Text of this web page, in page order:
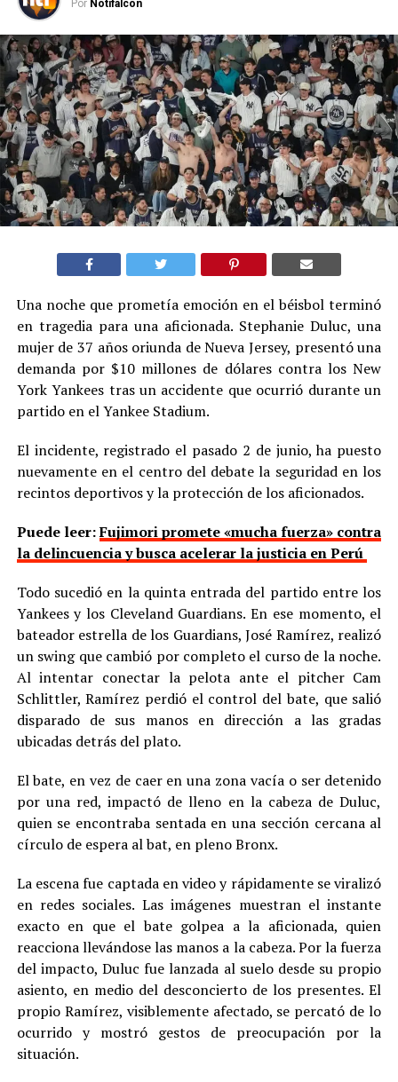
Por Notifalcon
Una noche que prometía emoción en el béisbol terminó
en tragedia para una aficionada. Stephanie Duluc, una
mujer de 37 años oriunda de Nueva Jersey, presentó una
demanda por $10 millones de dólares contra los New
York Yankees tras un accidente que ocurrió durante un
partido en el Yankee Stadium.
El incidente, registrado el pasado 2 de junio, ha puesto
nuevamente en el centro del debate la seguridad en los
recintos deportivos y la protección de los aficionados.
Puede leer:Fujimori promete «mucha fuerza» contra
la delincuencia y busca acelerar la justicia en Perú
Todo sucedió en la quinta entrada del partido entre los
Yankees y los Cleveland Guardians. En ese momento, el
bateador estrella de los Guardians, José Ramírez, realizó
un swing que cambió por completo el curso de la noche.
Al intentar conectar la pelota ante el pitcher Cam
Schlittler, Ramírez perdió el control del bate, que salió
disparado de sus manos en dirección a las gradas
ubicadas detrás del plato.
El bate, en vez de caer en una zona vacía o ser detenido
por una red, impactó de lleno en la cabeza de Duluc,
quien se encontraba sentada en una sección cercana al
círculo de espera al bat, en pleno Bronx.
La escena fue captada en video y rápidamente se viralizó
en redes sociales. Las imágenes muestran el instante
exacto en que el bate golpea a la aficionada, quien
reacciona llevándose las manos a la cabeza. Por la fuerza
del impacto, Duluc fue lanzada al suelo desde su propio
asiento, en medio del desconcierto de los presentes. El
propio Ramírez, visiblemente afectado, se percató de lo
ocurrido y mostró gestos de preocupación por la
situación.